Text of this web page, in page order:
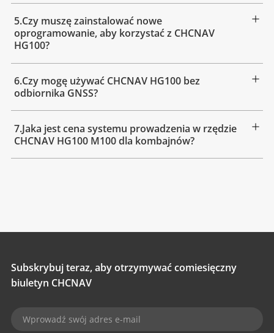
5.Czy muszę zainstalować nowe
oprogramowanie, aby korzystać z CHCNAV
HG100?
6.Czy mogę używać CHCNAV HG100 bez
odbiornika GNSS?
7.Jaka jest cena systemu prowadzenia w rzędzie
CHCNAV HG100 M100 dla kombajnów?
Subskrybuj teraz, aby otrzymywać comiesięczny
biuletyn CHCNAV